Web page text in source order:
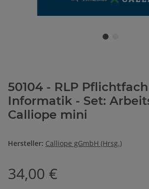
50104 - RLP Pflichtfach
Informatik - Set:
Calliope mini
Hersteller: Calliope gGmbH (Hrsg.)
34,00 €